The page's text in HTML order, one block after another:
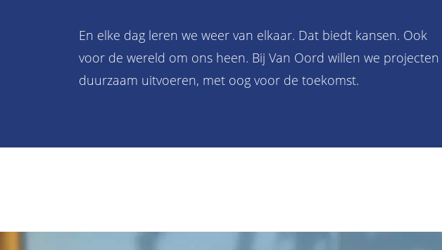
En elke dag leren we weer van elkaar. Dat biedt kansen. Ook
voor de wereld om ons heen. Bij Van Oord willen we projecten
duurzaam uitvoeren, met oog voor de toekomst.